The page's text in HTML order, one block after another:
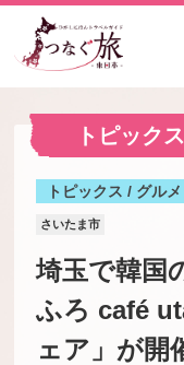
トピックス
トピックス / グルメ
さいたま市
埼玉で韓国
ふろ café
ェア」が開